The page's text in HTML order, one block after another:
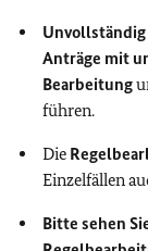
Anträge mit
Bearbeitung
führen.
Die
Einzelfällen
Bitte sehen